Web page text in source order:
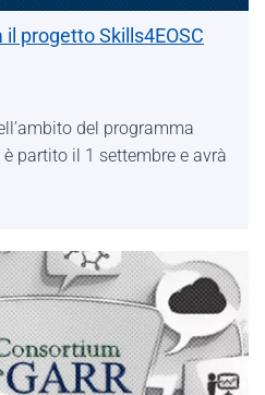
progetto Skills4EOSC
del programma
partito il 1 settembre e avrà